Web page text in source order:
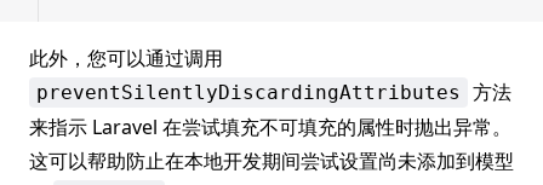
此外，您可以通过调用
preventSilentlyDiscardingAttributes
方法
来指示 Laravel 在尝试填充不可填充的属性时抛出异常。
这可以帮助防止在本地开发期间尝试设置尚未添加到模型